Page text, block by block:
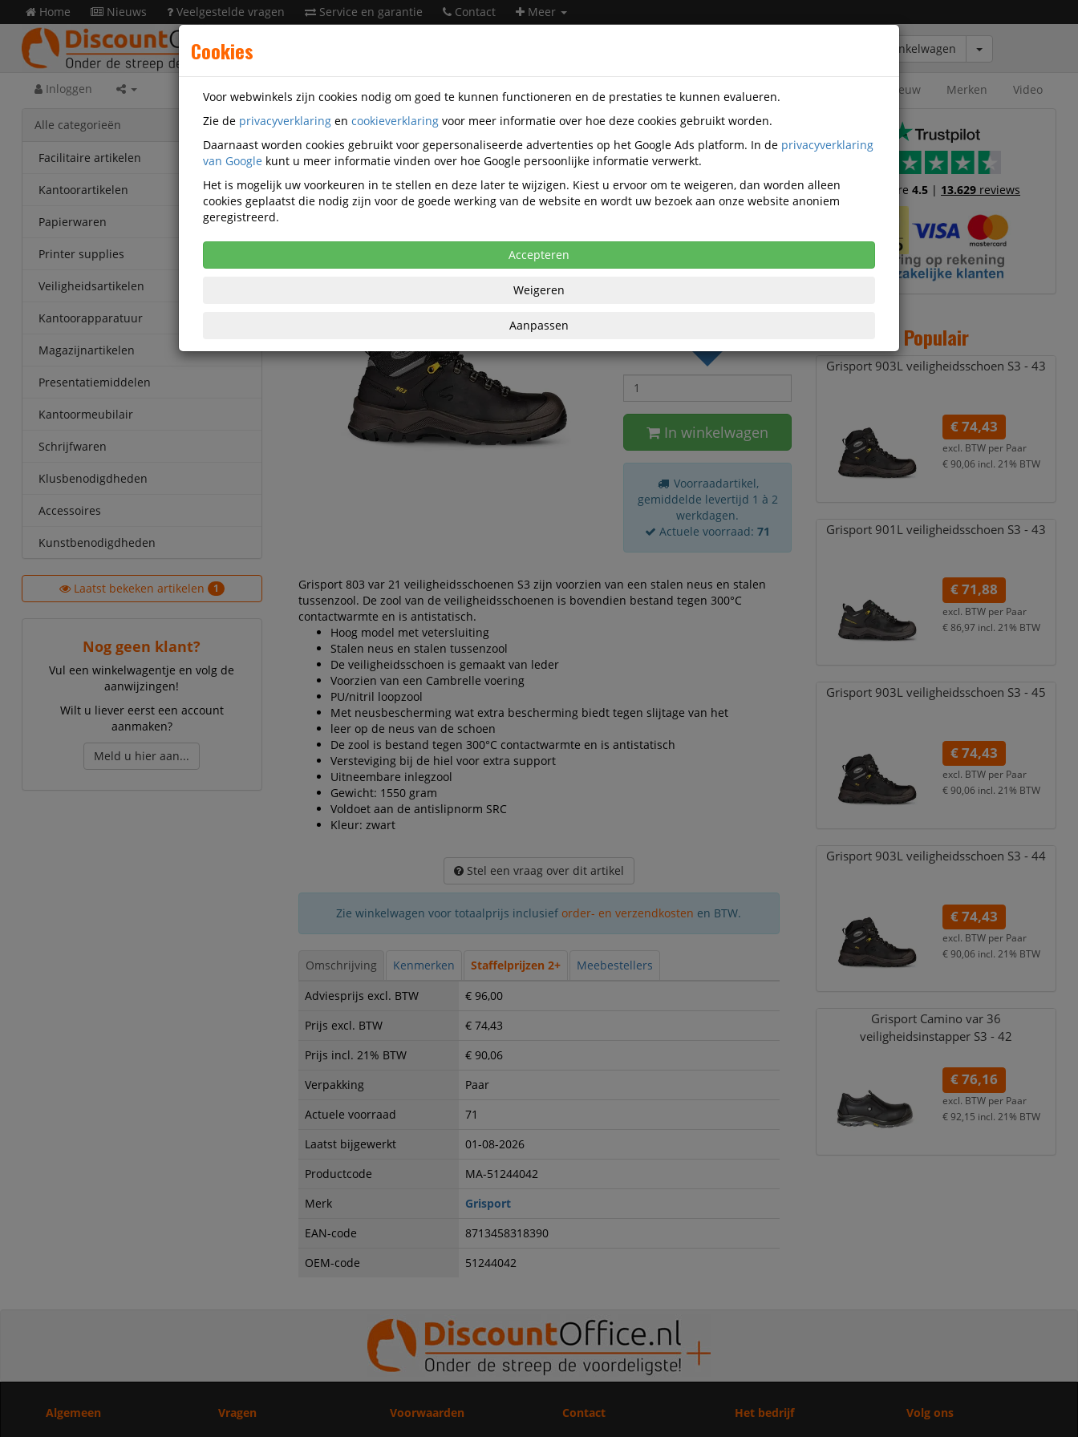
Winkelwagen
Home Nieuws Veelgestelde vragen Service en garantie Contact Meer
Inloggen Nieuw Merken Video
Alle categorieën
Facilitaire artikelen
Kantoorartikelen
Papierwaren
Printer supplies
Veiligheidsartikelen
Kantoorapparatuur
Magazijnartikelen
Presentatiemiddelen
Kantoormeubilair
Schrijfwaren
Klusbenodigdheden
Accessoires
Kunstbenodigdheden
Laatst bekeken artikelen 1
Nog geen klant?
Vul een winkelwagentje en volg de
aanwijzingen!
Wilt u liever eerst een account
aanmaken?
Meld u hier aan...
Veiligheidsartikelen Werkschoenen Veiligheidsschoenen S3
Grisport
MA-51244042
Grisport 903L veiligheidsschoen S3 - 42
Korting vanaf aankoop 2 eenheden, zie prijsoverzicht
€ 74,43
In winkelwagen
Voorraadartikel,
gemiddelde levertijd 1 à 2
werkdagen.
Actuele voorraad: 71
Grisport 803 var 21 veiligheidsschoenen S3 zijn voorzien van een stalen neus en stalen
tussenzool. De zool van de veiligheidsschoenen is bovendien bestand tegen 300°C
contactwarmte en is antistatisch.
Hoog model met vetersluiting
Stalen neus en stalen tussenzool
De veiligheidsschoen is gemaakt van leder
Voorzien van een Cambrelle voering
PU/nitril loopzool
Met neusbescherming wat extra bescherming biedt tegen slijtage van het
leer op de neus van de schoen
De zool is bestand tegen 300°C contactwarmte en is antistatisch
Versteviging bij de hiel voor extra support
Uitneembare inlegzool
Gewicht: 1550 gram
Voldoet aan de antislipnorm SRC
Kleur: zwart
Stel een vraag over dit artikel
Zie winkelwagen voor totaalprijs inclusief order- en verzendkosten en BTW.
Omschrijving Kenmerken Staffelprijzen 2+
Meebestellers
Adviesprijs excl. BTW
€ 96,00
Prijs excl. BTW
€ 74,43
Prijs incl. 21% BTW
€ 90,06
Verpakking
Paar
Actuele voorraad
71
Laatst bijgewerkt
01-08-2026
Productcode
MA-51244042
Merk
Grisport
EAN-code
8713458318390
OEM-code
51244042
Trustscore4.5 | 13.629 reviews
Populair
Grisport 903L veiligheidsschoen S3 - 43
€ 74,43
excl. BTW per Paar
€ 90,06 incl. 21% BTW
Grisport 901L veiligheidsschoen S3 - 43
€ 71,88
excl. BTW per Paar
€ 86,97 incl. 21% BTW
Grisport 903L veiligheidsschoen S3 - 45
€ 74,43
excl. BTW per Paar
€ 90,06 incl. 21% BTW
Grisport 903L veiligheidsschoen S3 - 44
€ 74,43
excl. BTW per Paar
€ 90,06 incl. 21% BTW
Grisport Camino var 36
veiligheidsinstapper S3 - 42
€ 76,16
excl. BTW per Paar
€ 92,15 incl. 21% BTW
Algemeen
Vragen
Voorwaarden
Contact
Het bedrijf
Volg ons
Cookies
Voor webwinkels zijn cookies nodig om goed te kunnen functioneren en de prestaties te kunnen evalueren.
Zie de privacyverklaring en cookieverklaring voor meer informatie over hoe deze cookies gebruikt worden.
Daarnaast worden cookies gebruikt voor gepersonaliseerde advertenties op het Google Ads platform. In de privacyverklaring
van Google kunt u meer informatie vinden over hoe Google persoonlijke informatie verwerkt.
Het is mogelijk uw voorkeuren in te stellen en deze later te wijzigen. Kiest u ervoor om te weigeren, dan worden alleen
cookies geplaatst die nodig zijn voor de goede werking van de website en wordt uw bezoek aan onze website anoniem
geregistreerd.
Accepteren
Weigeren
Aanpassen